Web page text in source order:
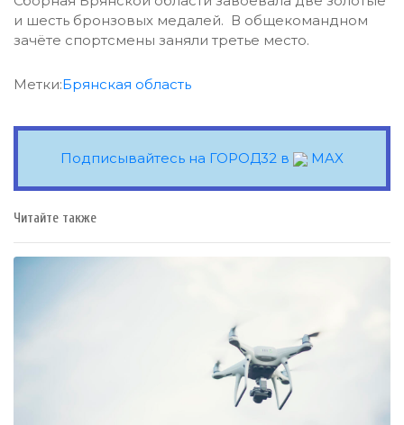
и шесть бронзовых медалей. В общекомандном
зачёте спортсмены заняли третье место.
Метки:Брянская область
Подписывайтесь на ГОРОД32 в MAX
Читайте также